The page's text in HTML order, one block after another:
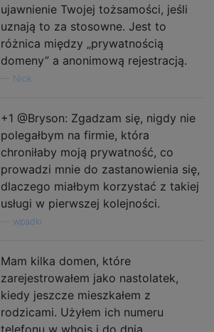
ujawnienie Twojej tożsamości, jeśli
uznają to za stosowne. Jest to
różnica między „prywatnością
domeny” a anonimową rejestracją.
Nick
+1 @Bryson: Zgadzam się, nigdy nie
polegałbym na firmie, która
chroniłaby moją prywatność, co
prowadzi mnie do zastanowienia się,
dlaczego miałbym korzystać z takiej
usługi w pierwszej kolejności.
wpadki
Mam kilka domen, które
zarejestrowałem jako nastolatek,
kiedy jeszcze mieszkałem z
rodzicami. Użyłem ich numeru
telefonu w whois i do dnia